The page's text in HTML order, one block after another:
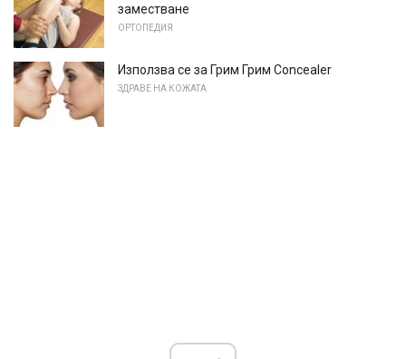
заместване
ОРТОПЕДИЯ
Използва се за Грим Грим Concealer
ЗДРАВЕ НА КОЖАТА